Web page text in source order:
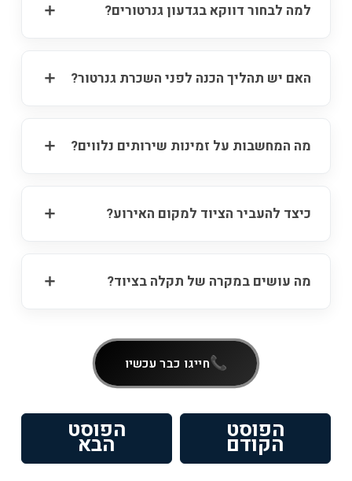
למה לבחור דווקא בגדעון גנרטורים?
האם יש תהליך הכנה לפני השכרת גנרטור?
מה המחשבות על זמינות שירותים נלווים?
כיצד להעביר הציוד למקום האירוע?
מה עושים במקרה של תקלה בציוד?
חייגו כבר עכשיו
ניווט הפוסט
הקודםקודם:
הפוסט
הבאהפוסט
הבא: